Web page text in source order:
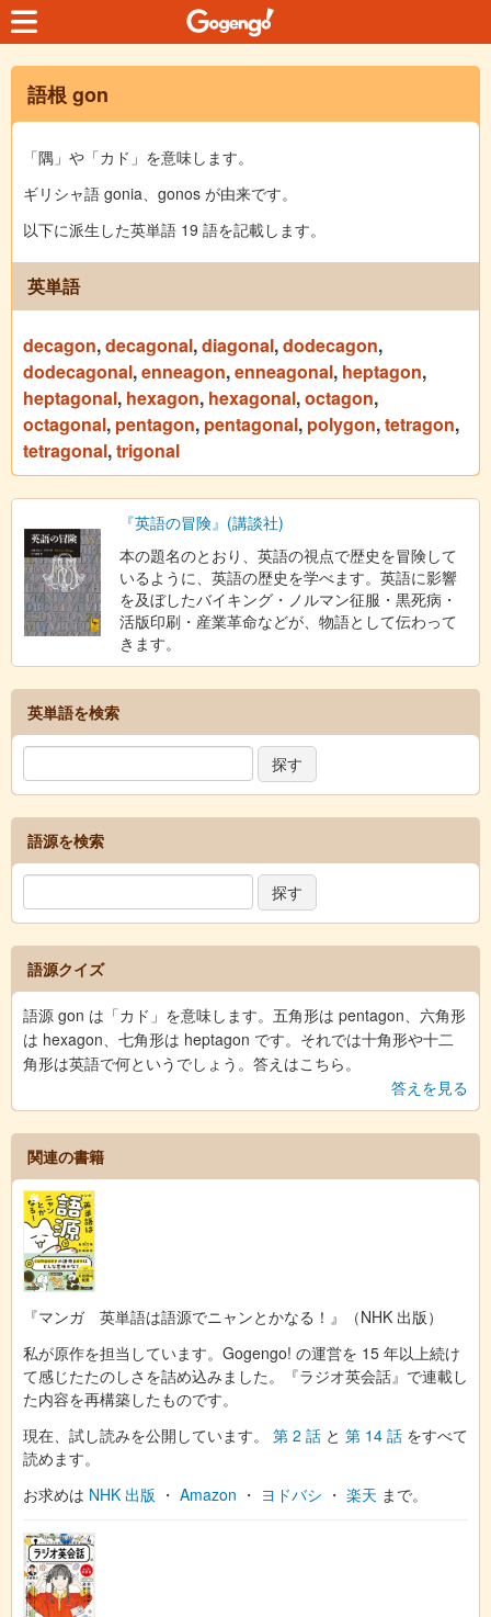
語根 gon
「隅」や「カド」を意味します。
ギリシャ語 gonia、gonos が由来です。
以下に派生した英単語 19 語を記載します。
英単語
decagon,decagonal,diagonal,dodecagon,
dodecagonal,enneagon,enneagonal, heptagon,
heptagonal, hexagon, hexagonal,octagon,
octagonal, pentagon, pentagonal, polygon,tetragon,
tetragonal,trigonal
『英語の冒険』(講談社)
本の題名のとおり、英語の視点で歴史を冒険して
いるように、英語の歴史を学べます。英語に影響
を及ぼしたバイキング・ノルマン征服・黒死病・
活版印刷・産業革命などが、物語として伝わって
きます。
英単語を検索
語源を検索
語源クイズ
語源 gon は「カド」を意味します。五角形は pentagon、六角形
は hexagon、七角形は heptagon です。それでは十角形や十二
角形は英語で何というでしょう。答えはこちら。
答えを見る
関連の書籍
『マンガ 英単語は語源でニャンとかなる！』（NHK 出版）
私が原作を担当しています。Gogengo! の運営を 15 年以上続け
て感じたたのしさを詰め込みました。『ラジオ英会話』で連載し
た内容を再構築したものです。
現在、試し読みを公開しています。 第 2 話 と 第 14 話 をすべて
読めます。
お求めは NHK 出版 ・ Amazon ・ ヨドバシ ・ 楽天 まで。